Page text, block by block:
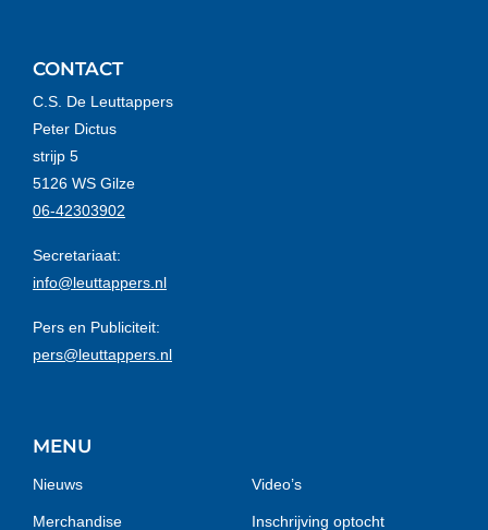
CONTACT
C.S. De Leuttappers
Peter Dictus
strijp 5
5126 WS Gilze
06-42303902
Secretariaat:
info@leuttappers.nl
Pers en Publiciteit:
pers@leuttappers.nl
MENU
Nieuws
Merchandise
Video’s
Inschrijving optocht